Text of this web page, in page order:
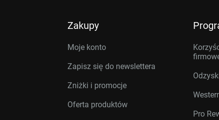
Zakupy
Moje konto
Zapisz się do newslettera
Zniżki i promocje
Oferta produktów
Pro